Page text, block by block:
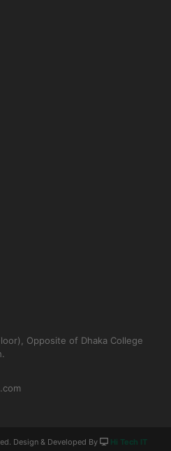
Opposite of Dhaka College
Design & Developed By Hi Tech IT